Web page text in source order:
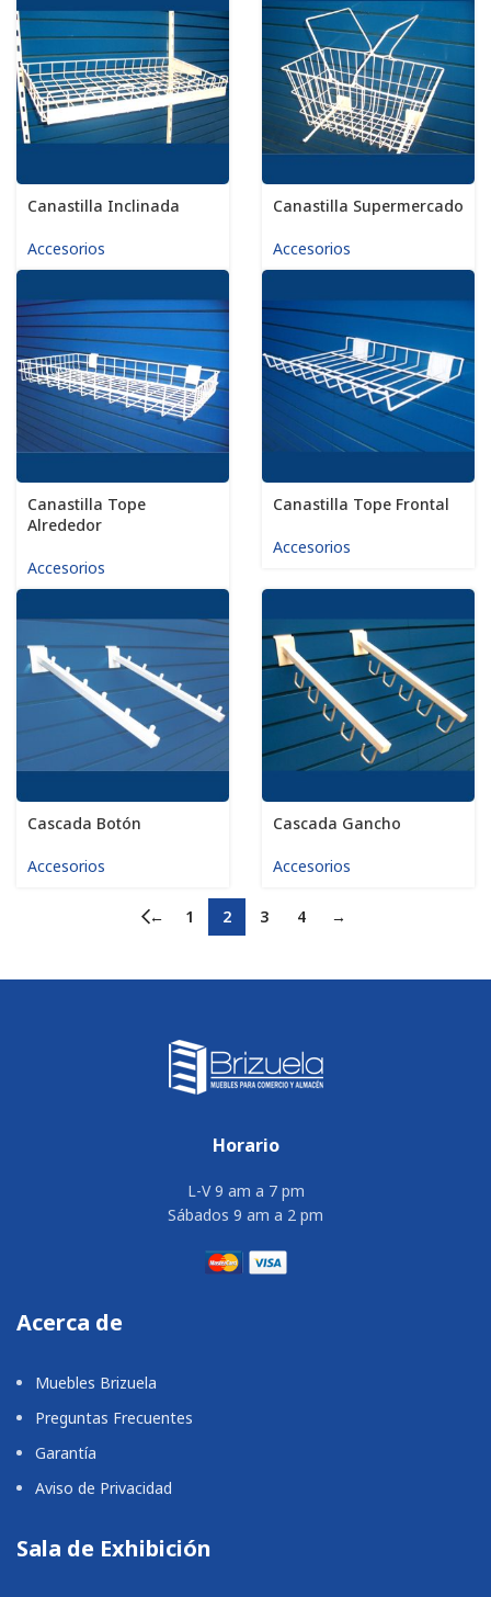
Canastilla Inclinada
Accesorios
Canastilla Supermercado
Accesorios
Canastilla Tope
Alrededor
Accesorios
Canastilla Tope Frontal
Accesorios
Cascada Botón
Accesorios
Cascada Gancho
Accesorios
← 1 2 3 4 →
Horario
L-V 9 am a 7 pm
Sábados 9 am a 2 pm
Acerca de
Muebles Brizuela
Preguntas Frecuentes
Garantía
Aviso de Privacidad
Sala de Exhibición